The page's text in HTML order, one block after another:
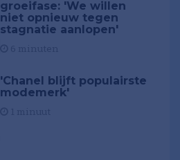
groeifase: 'We willen
niet opnieuw tegen
stagnatie aanlopen'
'Chanel blijft populairste
modemerk'